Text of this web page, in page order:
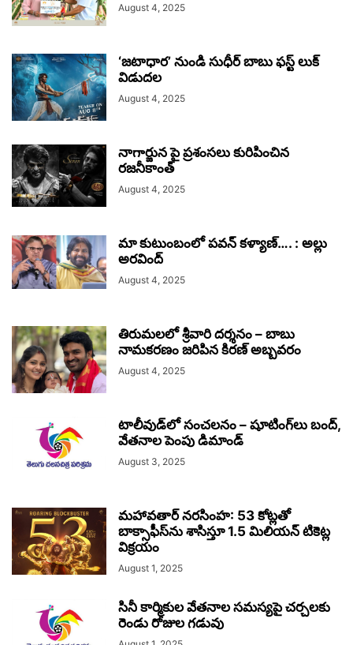
August 4, 2025
‘జటాధార’ నుండి సుధీర్ బాబు ఫస్ట్ లుక్
విడుదల
August 4, 2025
నాగార్జున పై ప్రశంసలు కురిపించిన
రజనీకాంత్‌
August 4, 2025
మా కుటుంబంలో పవన్ కళ్యాణ్…. : అల్లు
అరవింద్
August 4, 2025
తిరుమలలో శ్రీవారి దర్శనం – బాబు
నామకరణం జరిపిన కిరణ్ అబ్బవరం
August 4, 2025
టాలీవుడ్‌లో సంచలనం – షూటింగ్‌లు బంద్,
వేతనాల పెంపు డిమాండ్
August 3, 2025
మహావతార్ నరసింహ: 53 కోట్లతో
బాక్సాఫీస్‌ను శాసిస్తూ 1.5 మిలియన్ టికెట్ల
విక్రయం
August 1, 2025
సినీ కార్మికుల వేతనాల సమస్యపై చర్చలకు
రెండు రోజుల గడువు